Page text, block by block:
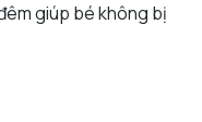
giúp bé không bị